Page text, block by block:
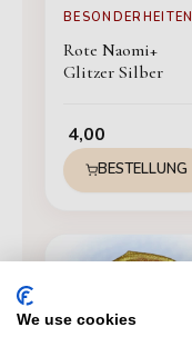
BESONDERHEITEN
Rote Naomi+
Glitzer Silber
4,00
BESTELLUNG
We use cookies